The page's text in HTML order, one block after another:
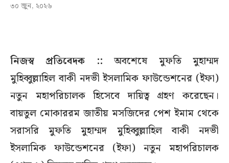
৩০ জুন, ২০২৬
নিজস্ব প্রতিবেদক :: অবশেষে মুফতি মুহাম্মদ
মুহিব্বুল্লাহিল বাকী নদভী ইসলামিক ফাউন্ডেশনের (ইফা)
নতুন মহাপরিচালক হিসেবে দায়িত্ব গ্রহণ করেছেন।
বায়তুল মোকাররম জাতীয় মসজিদের পেশ ইমাম থেকে
সরাসরি মুফতি মুহাম্মদ মুহিব্বুল্লাহিল বাকী নদভী
ইসলামিক ফাউন্ডেশনের (ইফা) নতুন মহাপরিচালক